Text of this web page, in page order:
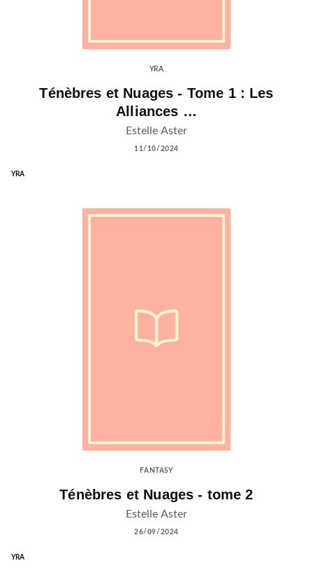
YRA
Ténèbres et Nuages - Tome 1 : Les
Alliances …
Estelle Aster
11/10/2024
YRA
FANTASY
Ténèbres et Nuages - tome 2
Estelle Aster
26/09/2024
YRA